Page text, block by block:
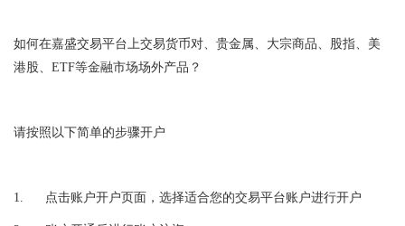
如何在嘉盛交易平台上交易货币对、贵金属、大宗商品、股指、美
港股、 ETF等金融市场场外产品？
请按照以下简单的步骤开户
1. 点击账户开户页面 ，选择适合您的交易平台账户进行开户